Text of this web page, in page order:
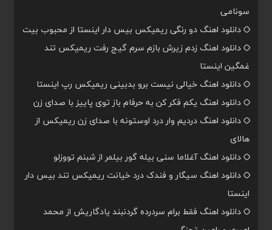
سونامی
دانلود اهنگ دو رنگی ریمیکس بیس دار اینستا از محبوب بیت
دانلود اهنگ زدم زیرش بازم سرم گیج رفت ریمیکس تند
غمگین اینستا
دانلود اهنگ خیالی نیست برو بدبینی ریمیکس رپ اینستا
دانلود اهنگ یکم فکر کن به حرفام باز توی پاییز با صدای زن
دانلود اهنگ دردیم وار درد اوستونه با صدای زن ریمیکس از
هالای
دانلود اهنگ آغلاما سنی بیله گور بیلمر از شبنم تووزلو
دانلود اهنگ سیگار و فندک درد خیانت ریمیکس تند بیس دار
اینستا
دانلود اهنگ فقط برام سردرده گردنبند یادگاریش از محمد